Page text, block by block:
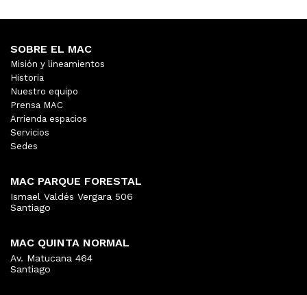
SOBRE EL MAC
Misión y lineamientos
Historia
Nuestro equipo
Prensa MAC
Arrienda espacios
Servicios
Sedes
MAC PARQUE FORESTAL
Ismael Valdés Vergara 506
Santiago
MAC QUINTA NORMAL
Av. Matucana 464
Santiago